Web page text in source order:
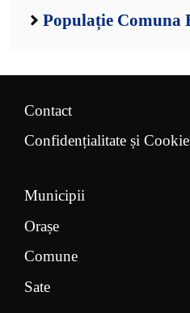
Populație Comuna
Contact
Confidențialitate și
Municipii
Orașe
Comune
Sate